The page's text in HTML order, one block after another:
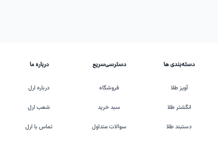
دسته‌بندی ها
آویز طلا
انگشتر طلا
دستبند طلا
دسترسی‌سریع
فروشگاه
سبد خرید
سوالات متداول
درباره ما
درباره ارل
شعب ارل
تماس با ارل